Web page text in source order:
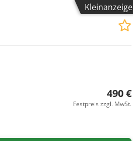
Kleinanzeige
490 €
Festpreis zzgl. MwSt.